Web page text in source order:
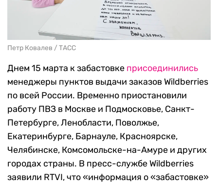
Петр Ковалев / ТАСС
Днем 15 марта к забастовке присоединились
менеджеры пунктов выдачи заказов Wildberries
по всей России. Временно приостановили
работу ПВЗ в Москве и Подмосковье, Санкт-
Петербурге, Ленобласти, Поволжье,
Екатеринбурге, Барнауле, Красноярске,
Челябинске, Комсомольске-на-Амуре и других
городах страны. В пресс-службе Wildberries
заявили RTVI, что «информация о «забастовке»